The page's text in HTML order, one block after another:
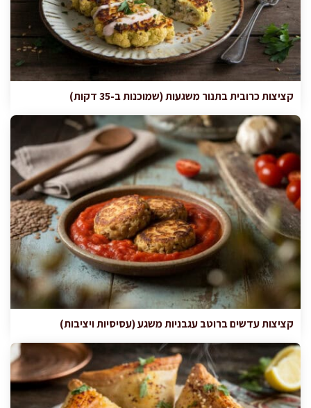
קציצות כרובית בתנור משגעות (שמוכנות ב-35 דקות)
קציצות עדשים ברוטב עגבניות משגע (עסיסיות ויציבות)